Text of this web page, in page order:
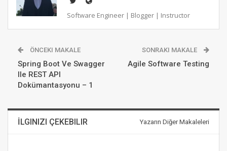
Software Engineer | Blogger | Instructor
ÖNCEKI MAKALE
Spring Boot Ve Swagger
Ile REST API
Dokümantasyonu – 1
SONRAKI MAKALE
Agile Software Testing
İLGINIZI ÇEKEBILIR Yazarın Diğer Makaleleri